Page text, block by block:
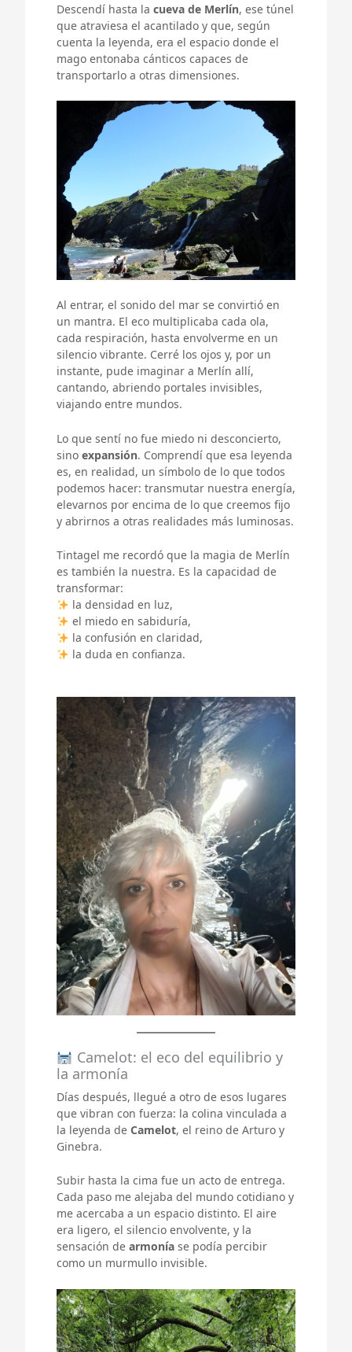
Descendí hasta la cueva de Merlín, ese túnel
que atraviesa el acantilado y que, según
cuenta la leyenda, era el espacio donde el
mago entonaba cánticos capaces de
transportarlo a otras dimensiones.
Al entrar, el sonido del mar se convirtió en
un mantra. El eco multiplicaba cada ola,
cada respiración, hasta envolverme en un
silencio vibrante. Cerré los ojos y, por un
instante, pude imaginar a Merlín allí,
cantando, abriendo portales invisibles,
viajando entre mundos.
Lo que sentí no fue miedo ni desconcierto,
sino expansión. Comprendí que esa leyenda
es, en realidad, un símbolo de lo que todos
podemos hacer: transmutar nuestra energía,
elevarnos por encima de lo que creemos fijo
y abrirnos a otras realidades más luminosas.
Tintagel me recordó que la magia de Merlín
es también la nuestra. Es la capacidad de
transformar:
la densidad en luz,
el miedo en sabiduría,
la confusión en claridad,
la duda en confianza.
Camelot: el eco del equilibrio y
la armonía
Días después, llegué a otro de esos lugares
que vibran con fuerza: la colina vinculada a
la leyenda de Camelot, el reino de Arturo y
Ginebra.
Subir hasta la cima fue un acto de entrega.
Cada paso me alejaba del mundo cotidiano y
me acercaba a un espacio distinto. El aire
era ligero, el silencio envolvente, y la
sensación de armonía se podía percibir
como un murmullo invisible.